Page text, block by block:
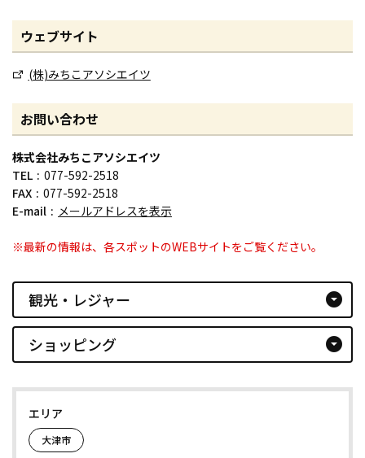
ウェブサイト
(株)みちこアソシエイツ
お問い合わせ
株式会社みちこアソシエイツ
TEL
077-592-2518
FAX
077-592-2518
E-mail
メールアドレスを表示
※最新の情報は、各スポットのWEBサイトをご覧ください。
観光・レジャー arrow_drop_down_circle
ショッピング arrow_drop_down_circle
エリア
大津市